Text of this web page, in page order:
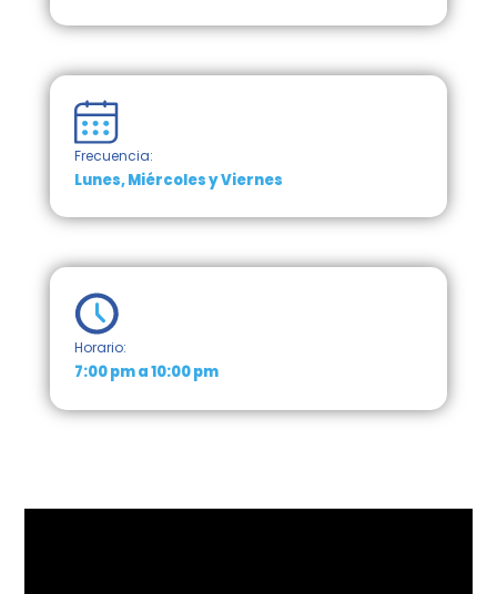
Frecuencia:
Lunes, Miércoles y Viernes
Horario:
7:00 pm a 10:00 pm